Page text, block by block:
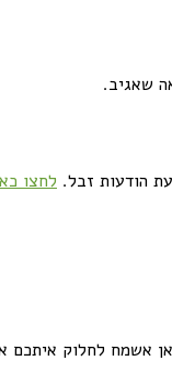
שאגיב.
הודעות זבל. לחצו
אשמח לחלוק איתכם